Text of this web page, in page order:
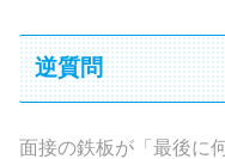
逆質問
面接の鉄板が「最後に